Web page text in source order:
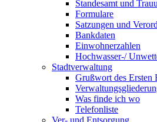
Standesamt und
Formulare
Satzungen und
Bankdaten
Einwohnerzahlen
Hochwasser-/
Stadtverwaltung
Grußwort des Ersten
Was finde ich wo
Telefonliste
Ver- und Entsorgung